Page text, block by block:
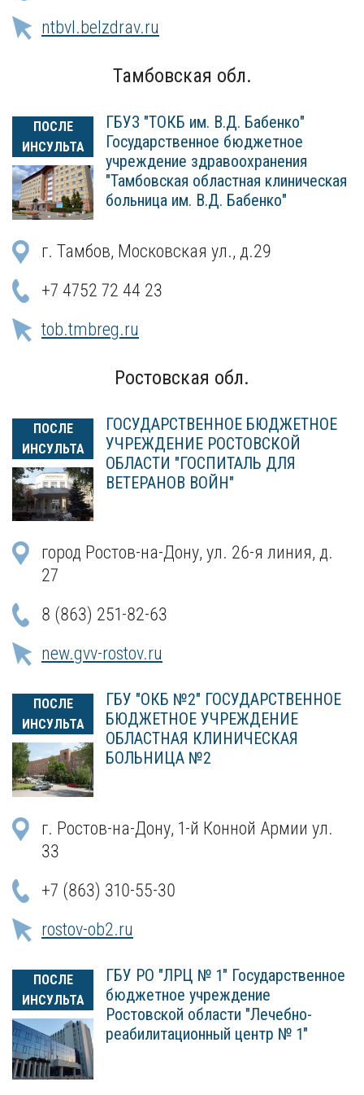
ntbvl.belzdrav.ru
Тамбовская обл.
ПОСЛЕ
ИНСУЛЬТА
ГБУЗ "ТОКБ им. В.Д. Бабенко"
Государственное бюджетное
учреждение здравоохранения
"Тамбовская областная клиническая
больница им. В.Д. Бабенко"
г. Тамбов, Московская ул., д.29
+7 4752 72 44 23
tob.tmbreg.ru
Ростовская обл.
ПОСЛЕ
ИНСУЛЬТА
ГОСУДАРСТВЕННОЕ БЮДЖЕТНОЕ
УЧРЕЖДЕНИЕ РОСТОВСКОЙ
ОБЛАСТИ "ГОСПИТАЛЬ ДЛЯ
ВЕТЕРАНОВ ВОЙН"
город Ростов-на-Дону, ул. 26-я линия, д.
27
8 (863) 251-82-63
new.gvv-rostov.ru
ПОСЛЕ
ИНСУЛЬТА
ГБУ "ОКБ №2" ГОСУДАРСТВЕННОЕ
БЮДЖЕТНОЕ УЧРЕЖДЕНИЕ
ОБЛАСТНАЯ КЛИНИЧЕСКАЯ
БОЛЬНИЦА №2
г. Ростов-на-Дону, 1-й Конной Армии ул.
33
+7 (863) 310-55-30
rostov-ob2.ru
ПОСЛЕ
ИНСУЛЬТА
ГБУ РО "ЛРЦ № 1" Государственное
бюджетное учреждение
Ростовской области "Лечебно-
реабилитационный центр № 1"